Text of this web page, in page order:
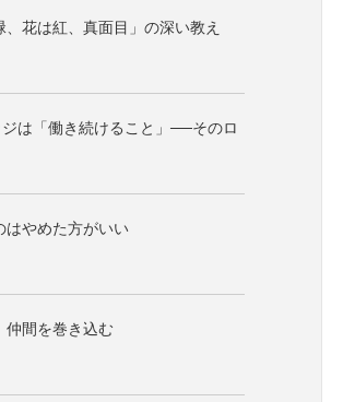
花は紅、真面目」の深い教え
は「働き続けること」──そのロ
はやめた方がいい
仲間を巻き込む